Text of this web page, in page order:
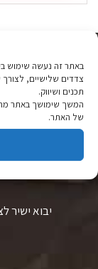
צדדים שלישיים,
תכנים ושיווק.
המשך שימושך באתר
של האתר.
יבוא ישיר